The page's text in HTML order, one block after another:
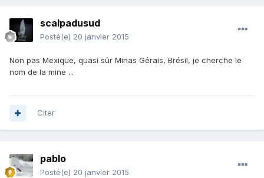
scalpadusud
Posté(e) 20 janvier 2015
Non pas Mexique, quasi sûr Minas Gérais, Brésil, je cherche le
nom de la mine ...
Citer
pablo
Posté(e) 20 janvier 2015